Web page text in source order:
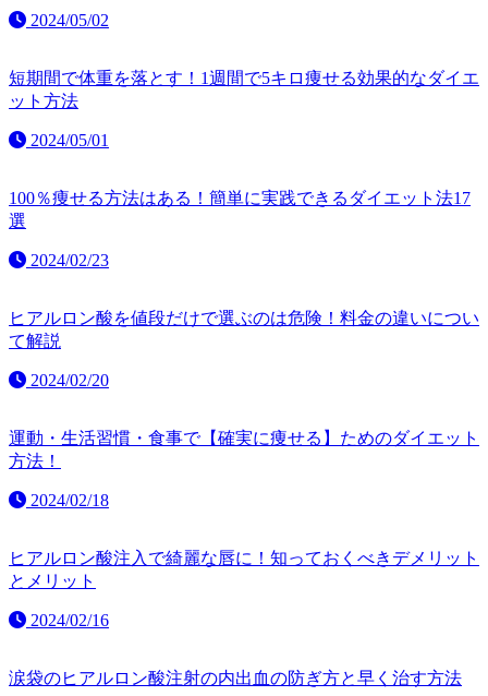
2024/05/02
短期間で体重を落とす！1週間で5キロ痩せる効果的なダイエ
ット方法
2024/05/01
100％痩せる方法はある！簡単に実践できるダイエット法17
選
2024/02/23
ヒアルロン酸を値段だけで選ぶのは危険！料金の違いについ
て解説
2024/02/20
運動・生活習慣・食事で【確実に痩せる】ためのダイエット
方法！
2024/02/18
ヒアルロン酸注入で綺麗な唇に！知っておくべきデメリット
とメリット
2024/02/16
涙袋のヒアルロン酸注射の内出血の防ぎ方と早く治す方法